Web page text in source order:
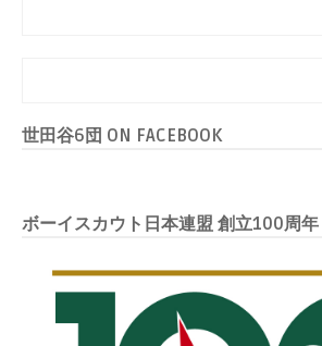
世田谷6団 ON FACEBOOK
ボーイスカウト日本連盟 創立100周年